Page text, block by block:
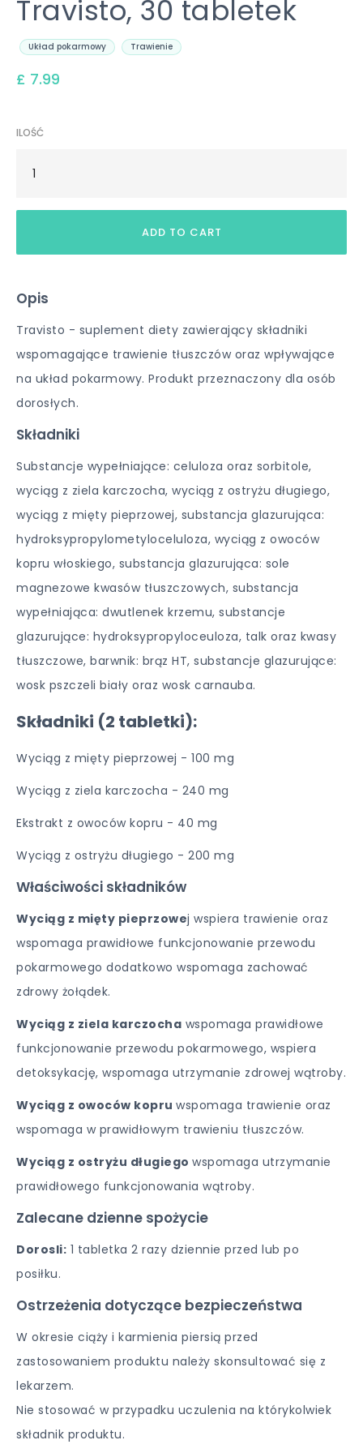
Travisto, 30 tabletek
Układ pokarmowy Trawienie
£ 7.99
ILOŚĆ
Opis
Travisto - suplement diety zawierający składniki
wspomagające trawienie tłuszczów oraz wpływające
na układ pokarmowy. Produkt przeznaczony dla osób
dorosłych.
Składniki
Substancje wypełniające: celuloza oraz sorbitole,
wyciąg z ziela karczocha, wyciąg z ostryżu długiego,
wyciąg z mięty pieprzowej, substancja glazurująca:
hydroksypropylometyloceluloza, wyciąg z owoców
kopru włoskiego, substancja glazurująca: sole
magnezowe kwasów tłuszczowych, substancja
wypełniająca: dwutlenek krzemu, substancje
glazurujące: hydroksypropyloceuloza, talk oraz kwasy
tłuszczowe, barwnik: brąz HT, substancje glazurujące:
wosk pszczeli biały oraz wosk carnauba.
Składniki (2 tabletki):
Wyciąg z mięty pieprzowej - 100 mg
Wyciąg z ziela karczocha - 240 mg
Ekstrakt z owoców kopru - 40 mg
Wyciąg z ostryżu długiego - 200 mg
Właściwości składników
Wyciąg z mięty pieprzowej wspiera trawienie oraz
wspomaga prawidłowe funkcjonowanie przewodu
pokarmowego dodatkowo wspomaga zachować
zdrowy żołądek.
Wyciąg z ziela karczocha wspomaga prawidłowe
funkcjonowanie przewodu pokarmowego, wspiera
detoksykację, wspomaga utrzymanie zdrowej wątroby.
Wyciąg z owoców kopru wspomaga trawienie oraz
wspomaga w prawidłowym trawieniu tłuszczów.
Wyciąg z ostryżu długiego wspomaga utrzymanie
prawidłowego funkcjonowania wątroby.
Zalecane dzienne spożycie
Dorosli: 1 tabletka 2 razy dziennie przed lub po
posiłku.
Ostrzeżenia dotyczące bezpieczeństwa
W okresie ciąży i karmienia piersią przed
zastosowaniem produktu należy skonsultować się z
lekarzem.
Nie stosować w przypadku uczulenia na którykolwiek
składnik produktu.